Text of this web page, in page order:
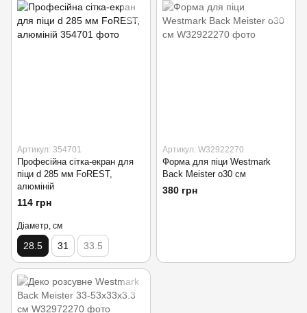
Артикул: 354701
Професійна сітка-екран для
піци d 285 мм FoREST,
алюміній
114 грн
Діаметр, см
28.5 31 33.5
Артикул: W32922270
Форма для піци Westmark
Back Meister o30 см
380 грн